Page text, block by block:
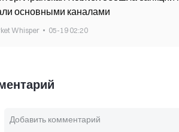
основными каналами
Whisper 05-19 02:20